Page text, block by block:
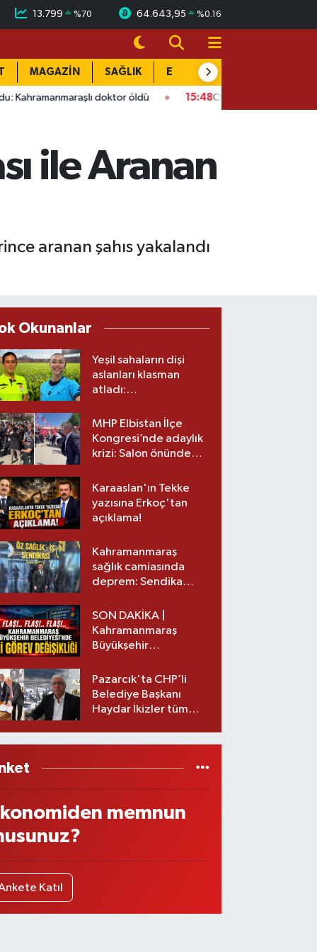
13.799 %70 64.643,95 %0.16
MAGAZİN SAĞLIK EĞİTİM
doktor öldü 15:48 Onikişubat’ta ücretsiz üniversite
ile Aranan
aranan şahıs yakalandı
Okunanlar
Yeşil sahaların dişi
aslanları klasman
atladı:
üst lige iki transfer!
MHP Elbistan İlçe
Kongresi’nde adaylık
krizi: Salon önünde
Karaaslan'ın Tekke
yazısına Erkoç'tan
açıklama!
Kahramanmaraş
sağlık camiasında
deprem: Sendika
SON DAKİKA |
Kahramanmaraş
Büyükşehir
görev değişikliği!
Pazarcık'ta CHP’li
Belediye Başkanı
Haydar İkizler tüm
memnun
Katıl